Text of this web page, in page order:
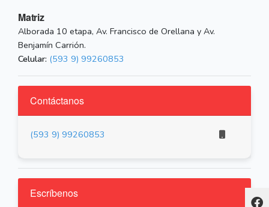
Matriz
Alborada 10 etapa, Av. Francisco de Orellana y Av.
Benjamín Carrión.
Celular: (593 9) 99260853
Contáctanos
(593 9) 99260853
Escríbenos